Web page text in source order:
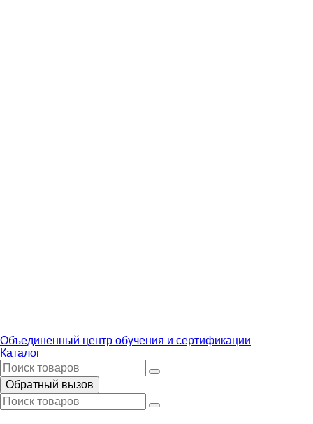
Объединенный центр обучения и сертификации
Каталог
Обратный вызов